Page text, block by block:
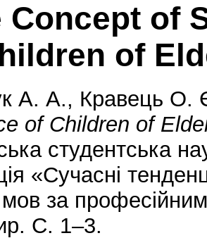
Concept of
of
А. А., Кравець О.
of Children of
студентська
«Сучасні
мов за
С. 1–3.